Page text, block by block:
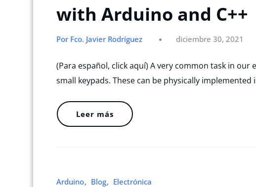
with Arduino and C++
Por Fco. Javier Rodríguez diciembre 30, 2021
(Para español, click aquí) A very common task in
small keypads. These can be physically
Leer más
Arduino Blog Electrónica